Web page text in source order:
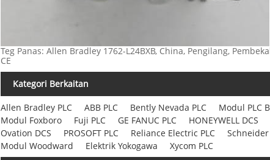
Teg Panas: Allen Bradley 1762-L24BXB, China, Pengilang,
CE
Kategori Berkaitan
Allen Bradley PLC ABB PLC Bently Nevada PLC Modul PLC
Modul Foxboro
Fuji PLC GE FANUC PLC HONEYWELL DCS
Ovation DCS
PROSOFT PLC Reliance Electric PLC Schneider
Modul Woodward
Elektrik Yokogawa Xycom PLC